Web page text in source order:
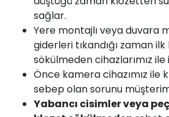
sağlar.
Yere montajlı veya duvara
giderleri tıkandığı zaman
sökülmeden cihazlarımız
Önce kamera cihazımız ile
sebep olan sorunu
Yabancı cisimler veya